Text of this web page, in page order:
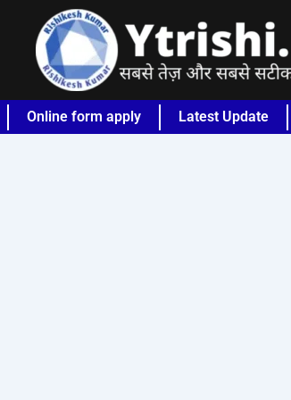
Online form apply Latest Update